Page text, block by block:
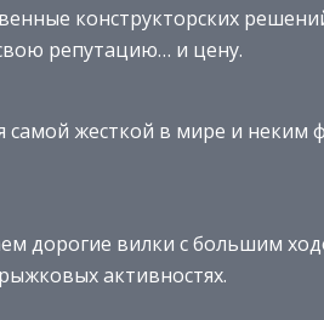
конструкторских
репутацию… и цену.
самой жесткой в мире и неким
дорогие вилки с большим
активностях.